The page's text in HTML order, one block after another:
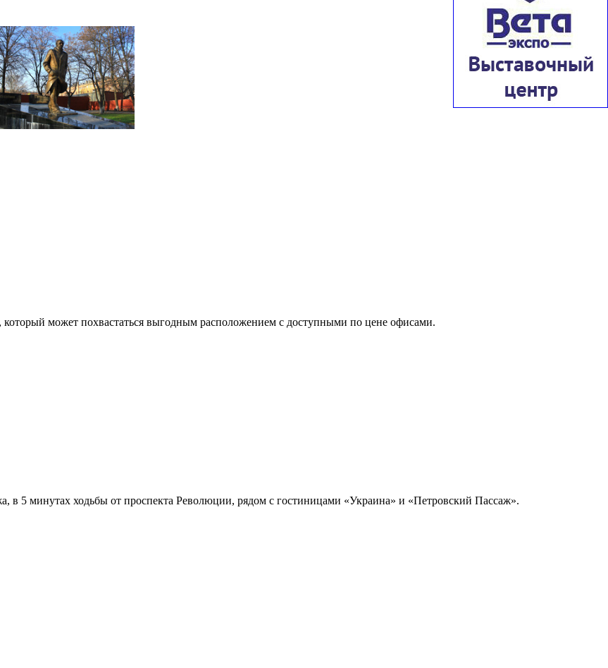
может похвастаться выгодным расположением с доступными по цене офисами.
в 5 минутах ходьбы от проспекта Революции, рядом с гостиницами «Украина» и «Петровский Пассаж».